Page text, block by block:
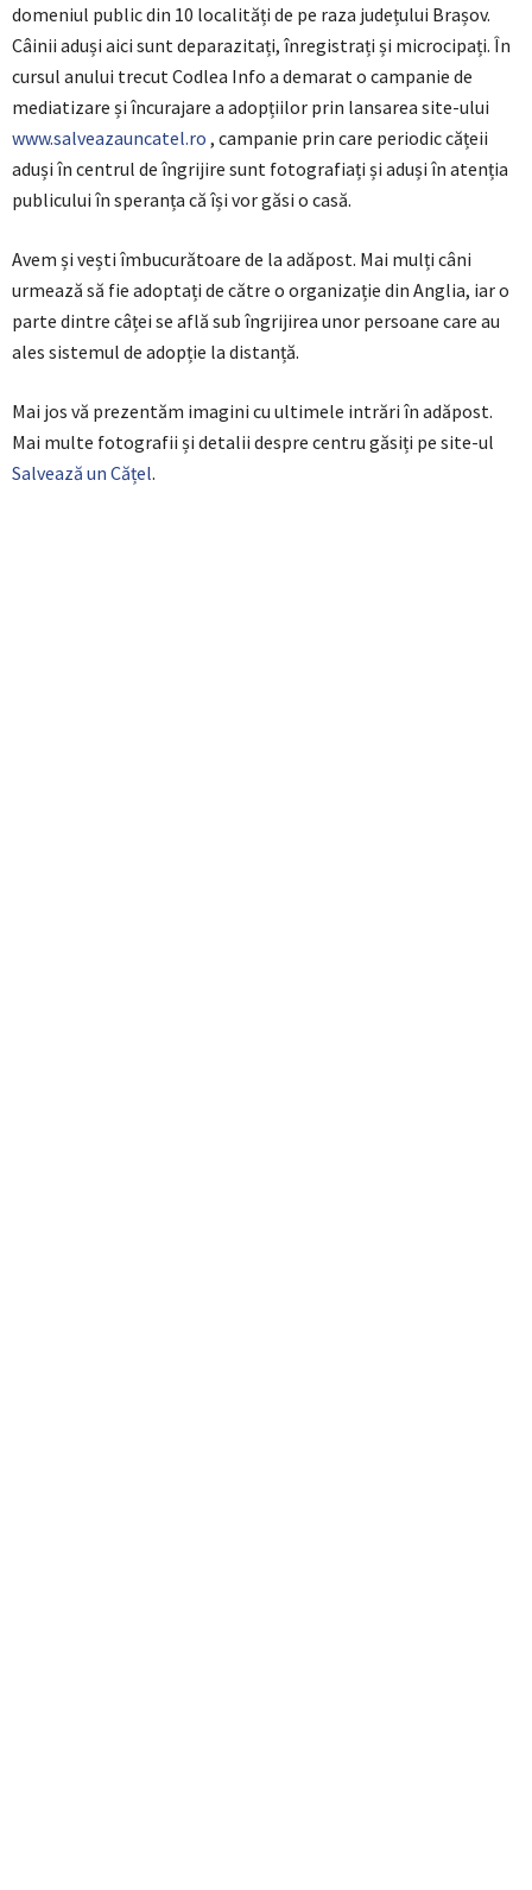
domeniul public din 10 localități de pe raza județului Brașov.
Câinii aduși aici sunt deparazitați, înregistrați și microcipați. În
cursul anului trecut Codlea Info a demarat o campanie de
mediatizare și încurajare a adopțiilor prin lansarea site-ului
www.salveazauncatel.ro , campanie prin care periodic cățeii
aduși în centrul de îngrijire sunt fotografiați și aduși în atenția
publicului în speranța că își vor găsi o casă.
Avem și vești îmbucurătoare de la adăpost. Mai mulți câni
urmează să fie adoptați de către o organizație din Anglia, iar o
parte dintre câței se află sub îngrijirea unor persoane care au
ales sistemul de adopție la distanță.
Mai jos vă prezentăm imagini cu ultimele intrări în adăpost.
Mai multe fotografii și detalii despre centru găsiți pe site-ul
Salvează un Cățel.